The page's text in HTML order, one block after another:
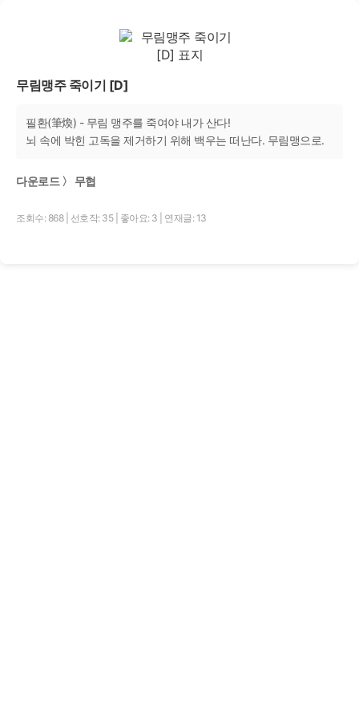
무림맹주 죽이기 [D]
필환(筆煥) - 무림 맹주를 죽여야 내가 산다!
뇌 속에 박힌 고독을 제거하기 위해 백우는 떠난다. 무림맹으로.
다운로드 〉 무협
조회수: 868 선호작: 35 좋아요: 3 연재글: 13